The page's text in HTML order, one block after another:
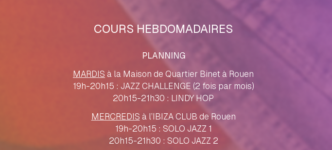
COURS HEBDOMADAIRES
PLANNING
MARDIS à la Maison de Quartier Binet à Rouen
19h-20h15 : JAZZ CHALLENGE (2 fois par mois)
20h15-21h30 : LINDY HOP
MERCREDIS à l’IBIZA CLUB de Rouen
19h-20h15 : SOLO JAZZ 1
20h15-21h30 : SOLO JAZZ 2